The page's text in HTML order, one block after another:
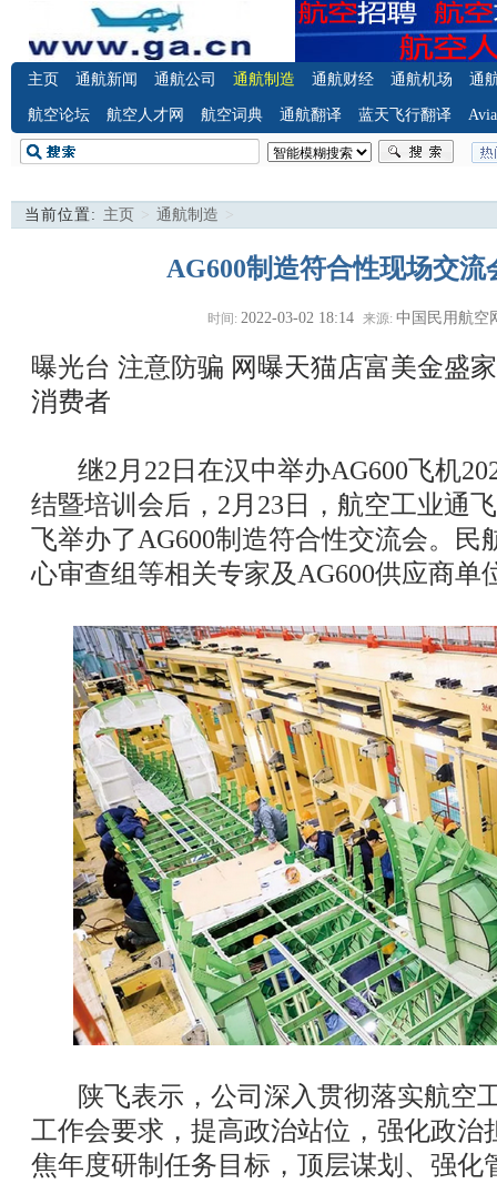
主页 通航新闻 通航公司 通航制造 通航财经 通航机场 通
航空论坛 航空人才网 航空词典 通航翻译 蓝天飞行翻译
当前位置: 主页 > 通航制造 >
AG600制造符合性现场交流
时间: 2022-03-02 18:14 来源: 中国民用航空
曝光台 注意防骗 网曝天猫店富美金盛
消费者
继2月22日在汉中举办AG600飞机
结暨培训会后，2月23日，航空工业通
飞举办了AG600制造符合性交流会。民
心审查组等相关专家及AG600供应商单
陕飞表示，公司深入贯彻落实航空工
工作会要求，提高政治站位，强化政治
焦年度研制任务目标，顶层谋划、强化